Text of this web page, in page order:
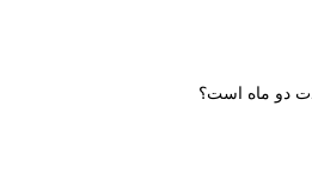
دو ماه است؟